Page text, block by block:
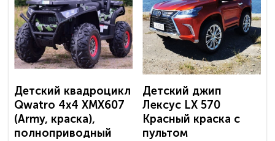
Детский квадроцикл
Qwatro 4х4 XMX607
(Army, краска),
полноприводный
Детский джип
Лексус LX 570
Красный краска с
пультом